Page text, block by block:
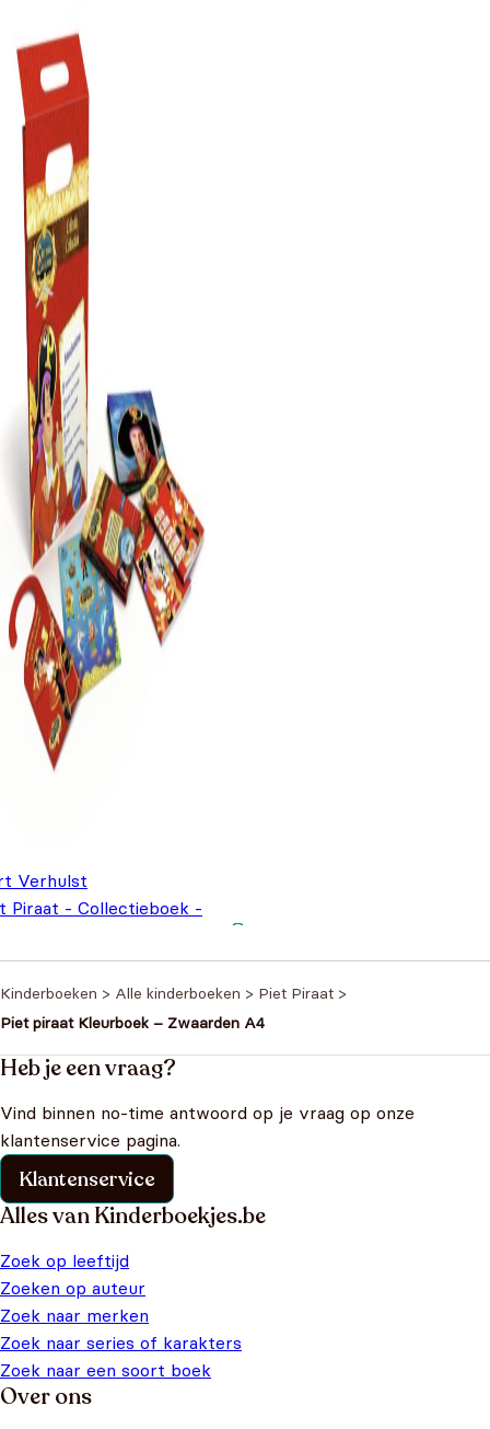
Verhulst
Piraat - Collectieboek -
Kinderboeken > Alle kinderboeken > Piet Piraat >
Piet piraat Kleurboek – Zwaarden A4
Heb je een vraag?
Vind binnen no-time antwoord op je vraag op onze
klantenservice pagina.
Klantenservice
Alles van Kinderboekjes.be
Zoek op leeftijd
Zoeken op auteur
Zoek naar merken
Zoek naar series of karakters
Zoek naar een soort boek
Over ons